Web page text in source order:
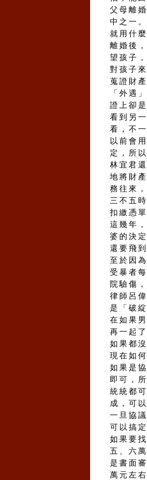
父母離
中之一
就用什
離婚後
望孩子
對孩子
蒐證財
「外遇
證上卻
看到另
看，不
以前會
定，所
林宜君
地將財
務往來
三不五
扣繳憑單
這幾年
婆的決
還要飛
至於因
受暴者
院驗傷
律師呂
是「破
在如果
再一起
如果都
現在如
如果是
即可，
統統都
成，可
一旦協
可以搞
如果要
五、六
是書面
萬元左